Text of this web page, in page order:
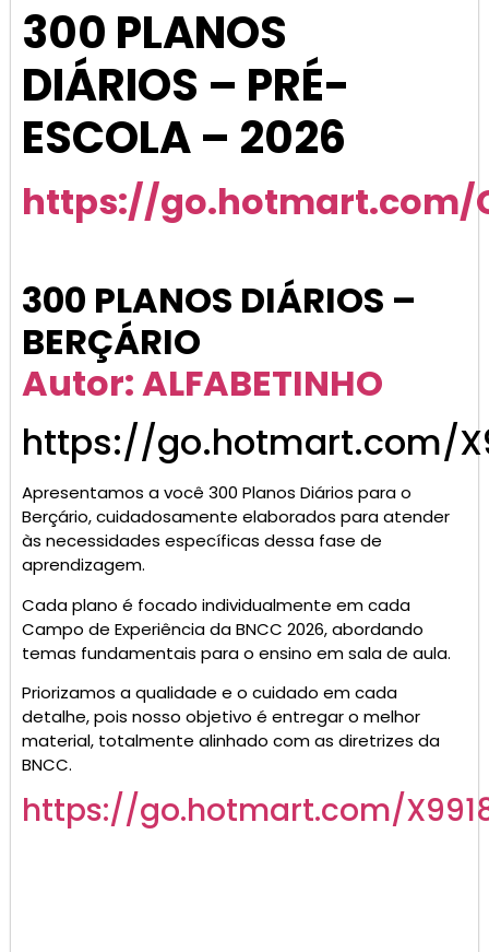
300 PLANOS
DIÁRIOS – PRÉ-
ESCOLA – 2026
https://go.hotmart.com/
300 PLANOS DIÁRIOS –
BERÇÁRIO
Autor: ALFABETINHO
https://go.hotmart.com/
Apresentamos a você 300 Planos Diários para o
Berçário, cuidadosamente elaborados para atender
às necessidades específicas dessa fase de
aprendizagem.
Cada plano é focado individualmente em cada
Campo de Experiência da BNCC 2026, abordando
temas fundamentais para o ensino em sala de aula.
Priorizamos a qualidade e o cuidado em cada
detalhe, pois nosso objetivo é entregar o melhor
material, totalmente alinhado com as diretrizes da
BNCC.
https://go.hotmart.com/